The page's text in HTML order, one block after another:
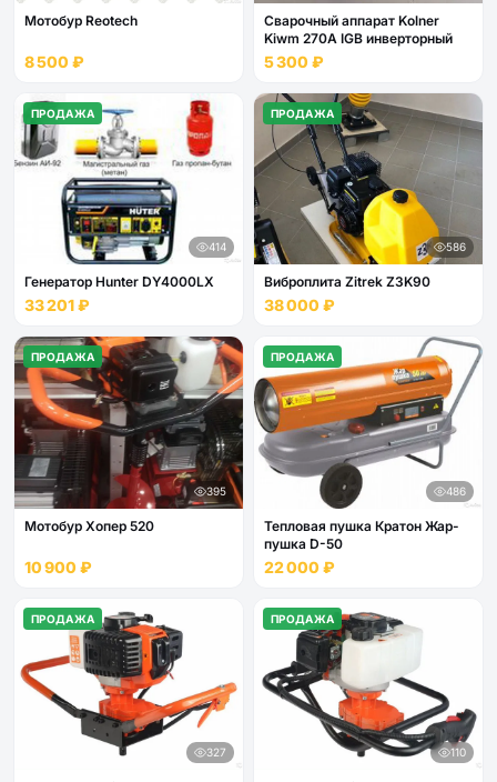
Мотобур Reotech
8 500 ₽
Сварочный аппарат Kolner
Kiwm 270А IGB инверторный
5 300 ₽
ПРОДАЖА
414
Генератор Hunter DY4000LX
33 201 ₽
ПРОДАЖА
586
Виброплита Zitrek Z3K90
38 000 ₽
ПРОДАЖА
395
Мотобур Хопер 520
10 900 ₽
ПРОДАЖА
486
Тепловая пушка Кратон Жар-
пушка D-50
22 000 ₽
ПРОДАЖА
327
ПРОДАЖА
110